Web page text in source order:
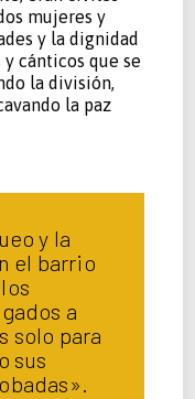
mujeres y
y la dignidad
y cánticos que se
la división,
la paz
y la
el barrio
a
solo para
sus